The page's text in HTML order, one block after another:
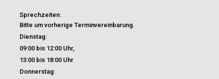
Sprechzeiten:
Bitte um vorherige Terminvereinbarung.
Dienstag:
09:00 bis 12:00 Uhr,
13:00 bis 18:00 Uhr
Donnerstag: